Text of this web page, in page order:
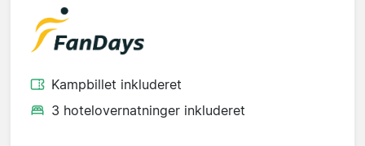
Kampbillet inkluderet
3 hotelovernatninger inkluderet